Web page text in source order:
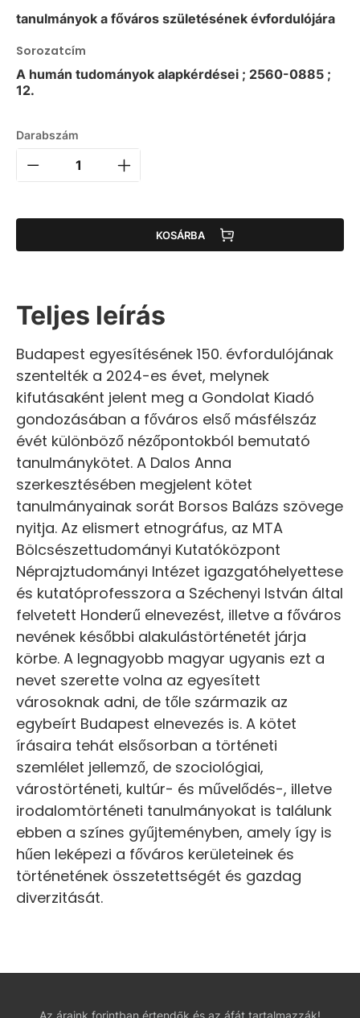
tanulmányok a főváros születésének évfordulójára
Sorozatcím
A humán tudományok alapkérdései ; 2560-0885 ;
12.
Darabszám
KOSÁRBA
Teljes leírás
Budapest egyesítésének 150. évfordulójának
szentelték a 2024-es évet, melynek
kifutásaként jelent meg a Gondolat Kiadó
gondozásában a főváros első másfélszáz
évét különböző nézőpontokból bemutató
tanulmánykötet. A Dalos Anna
szerkesztésében megjelent kötet
tanulmányainak sorát Borsos Balázs szövege
nyitja. Az elismert etnográfus, az MTA
Bölcsészettudományi Kutatóközpont
Néprajztudományi Intézet igazgatóhelyettese
és kutatóprofesszora a Széchenyi István által
felvetett Honderű elnevezést, illetve a főváros
nevének későbbi alakulástörténetét járja
körbe. A legnagyobb magyar ugyanis ezt a
nevet szerette volna az egyesített
városoknak adni, de tőle származik az
egybeírt Budapest elnevezés is. A kötet
írásaira tehát elsősorban a történeti
szemlélet jellemző, de szociológiai,
várostörténeti, kultúr- és művelődés-, illetve
irodalomtörténeti tanulmányokat is találunk
ebben a színes gyűjteményben, amely így is
hűen leképezi a főváros kerületeinek és
történetének összetettségét és gazdag
diverzitását.